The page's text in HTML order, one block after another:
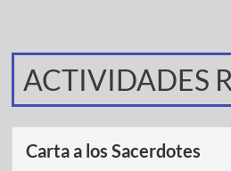
ACTIVIDADES
Carta a los Sacerdotes